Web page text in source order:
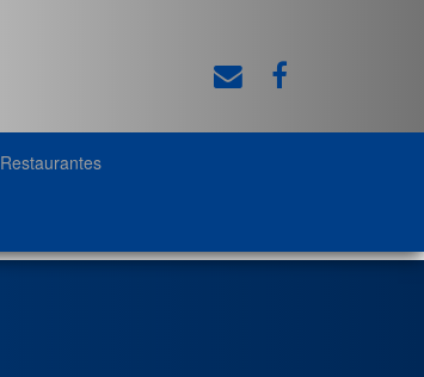
Restaurantes